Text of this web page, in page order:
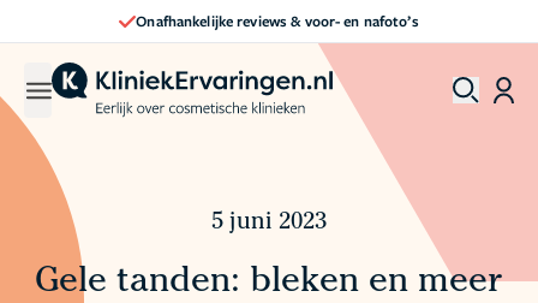
Onafhankelijke reviews & voor- en nafoto’s
5 juni 2023
Gele tanden: bleken en meer